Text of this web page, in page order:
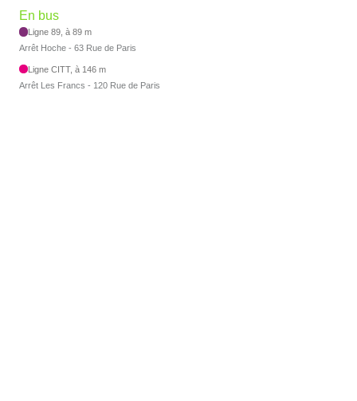
En bus
Ligne 89, à 89 m
Arrêt Hoche - 63 Rue de Paris
Ligne CITT, à 146 m
Arrêt Les Francs - 120 Rue de Paris